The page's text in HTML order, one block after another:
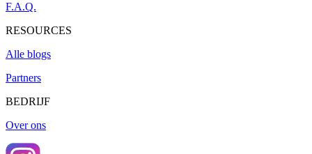
F.A.Q.
RESOURCES
Alle blogs
Partners
BEDRIJF
Over ons